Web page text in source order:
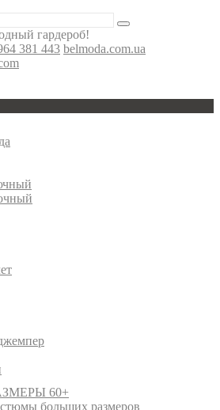
гардероб!
381 443 belmoda.com.ua
60+
больших размеров